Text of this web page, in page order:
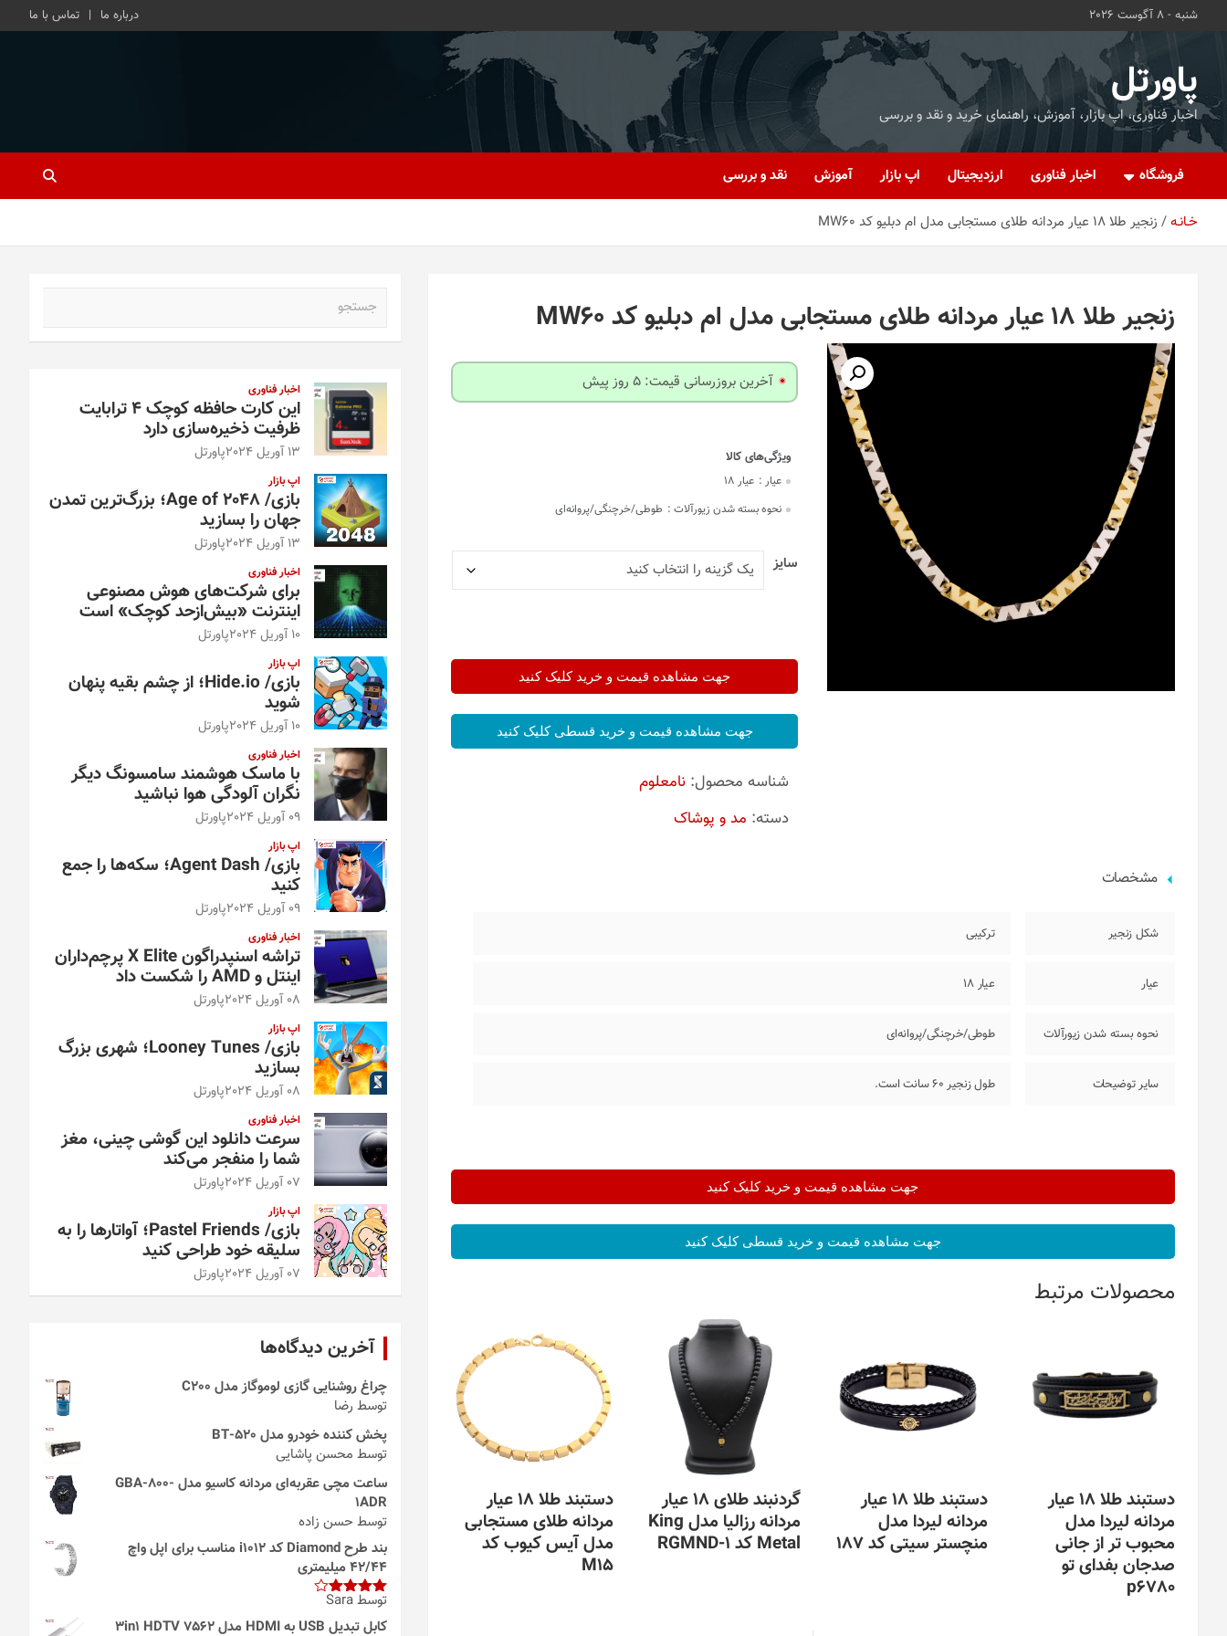
شنبه - 8 آگوست 2026 درباره ما تماس با ما
پاورتل
اخبار فناوری، اپ بازار، آموزش، راهنمای خرید و نقد و بررسی
فروشگاه اخبار فناوری ارزدیجیتال اپ بازار آموزش نقد و بررسی
خـانـه زنجیر طلا 18 عیار مردانه طلای مستجابی مدل ام دبلیو کد MW60
زنجیر طلا 18 عیار مردانه طلای مستجابی مدل ام دبلیو کد MW60
آخرین بروزرسانی قیمت: 5 روز پیش
عیار : عیار 18
نحوه بسته شدن زیورآلات : طوطی/خرچنگی/پروانه‌ای
سایز
جهت مشاهده قیمت و خرید کلیک کنید
جهت مشاهده قیمت و خرید قسطی کلیک کنید
شناسه محصول: نامعلوم
دسته: مد و پوشاک
مشخصات
شکل زنجیر ترکیبی
عیار عیار 18
نحوه بسته شدن زیورآلات طوطی/خرچنگی/پروانه‌ای
سایر توضیحات طول زنجیر 60 سانت است.
جهت مشاهده قیمت و خرید کلیک کنید
جهت مشاهده قیمت و خرید قسطی کلیک کنید
محصولات مرتبط
دستبند طلا 18 عیار
مردانه لیردا مدل
محبوب تر از جانی
صدجان بفدای تو
p6780
دستبند طلا 18 عیار
مردانه لیردا مدل
منچستر سیتی کد 187
گردنبند طلای 18 عیار
مردانه رزالیا مدل King
Metal کد RGMND-1
دستبند طلا 18 عیار
مردانه طلای مستجابی
مدل آیس کیوب کد
M15
اخبار فناوری
این کارت حافظه کوچک ۴ ترابایت
ظرفیت ذخیره‌سازی دارد
13 آوریل 2024 پاورتل
اپ بازار
بازی/ Age of 2048؛ بزرگ‌ترین تمدن
جهان را بسازید
13 آوریل 2024 پاورتل
اخبار فناوری
برای شرکت‌های هوش مصنوعی
اینترنت «بیش‌از‌حد کوچک» است
10 آوریل 2024 پاورتل
اپ بازار
بازی/ Hide.io؛ از چشم بقیه پنهان
شوید
10 آوریل 2024 پاورتل
اخبار فناوری
با ماسک هوشمند سامسونگ دیگر
نگران آلودگی هوا نباشید
09 آوریل 2024 پاورتل
اپ بازار
بازی/ Agent Dash؛ سکه‌ها را جمع
کنید
09 آوریل 2024 پاورتل
اخبار فناوری
تراشه اسنپدراگون X Elite پرچم‌داران
اینتل و AMD را شکست داد
08 آوریل 2024 پاورتل
اپ بازار
بازی/ Looney Tunes؛ شهری بزرگ
بسازید
08 آوریل 2024 پاورتل
اخبار فناوری
سرعت دانلود این گوشی چینی، مغز
شما را منفجر می‌کند
07 آوریل 2024 پاورتل
اپ بازار
بازی/ Pastel Friends؛ آواتارها را به
سلیقه خود طراحی کنید
07 آوریل 2024 پاورتل
آخرین دیدگاه‌ها
چراغ روشنایی گازی لوموگاز مدل C200
توسط رضا
پخش کننده خودرو مدل 520-BT
توسط محسن پاشایی
ساعت مچی عقربه‌ای مردانه کاسیو مدل GBA-800-
1ADR
توسط حسن زاده
بند طرح Diamond کد i1012 مناسب برای اپل واچ
42/44 میلیمتری
امتیاز4
از 5
توسط Sara
کابل تبدیل USB به HDMI مدل 3in1 HDTV 7562